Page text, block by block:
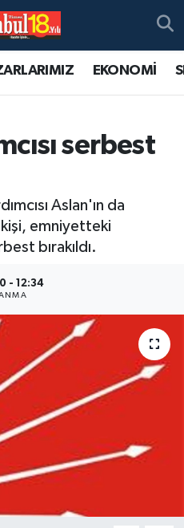
EKONOMİ
serbest
Aslan'ın da
kişi, emniyetteki
bırakıldı.
- 12:34